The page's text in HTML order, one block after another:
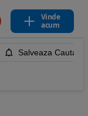
Vinde
acum
Salveaza